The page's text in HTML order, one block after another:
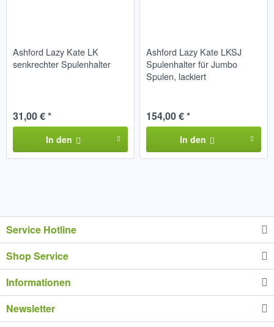
Ashford Lazy Kate LK
senkrechter Spulenhalter
31,00 € *
In den
Ashford Lazy Kate LKSJ
Spulenhalter für Jumbo
Spulen, lackiert
154,00 € *
In den
Service Hotline
Shop Service
Informationen
Newsletter